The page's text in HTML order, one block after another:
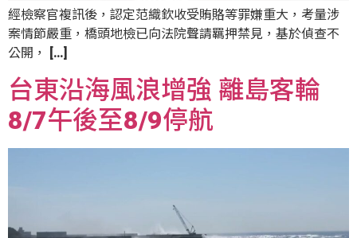
經檢察官複訊後，認定范織欽收受賄賂等罪嫌重大，考量涉
案情節嚴重，橋頭地檢已向法院聲請羈押禁見，基於偵查不
公開， […]
台東沿海風浪增強 離島客輪
8/7午後至8/9停航